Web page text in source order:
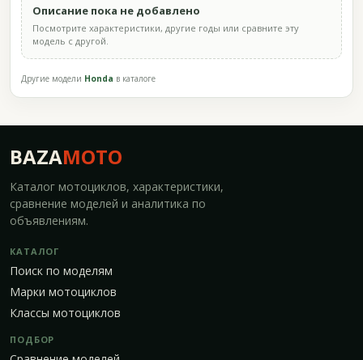
Описание пока не добавлено
Посмотрите характеристики, другие годы или сравните эту
модель с другой.
Другие модели Honda в каталоге
BAZAMOTO
Каталог мотоциклов, характеристики,
сравнение моделей и аналитика по
объявлениям.
КАТАЛОГ
Поиск по моделям
Марки мотоциклов
Классы мотоциклов
ПОДБОР